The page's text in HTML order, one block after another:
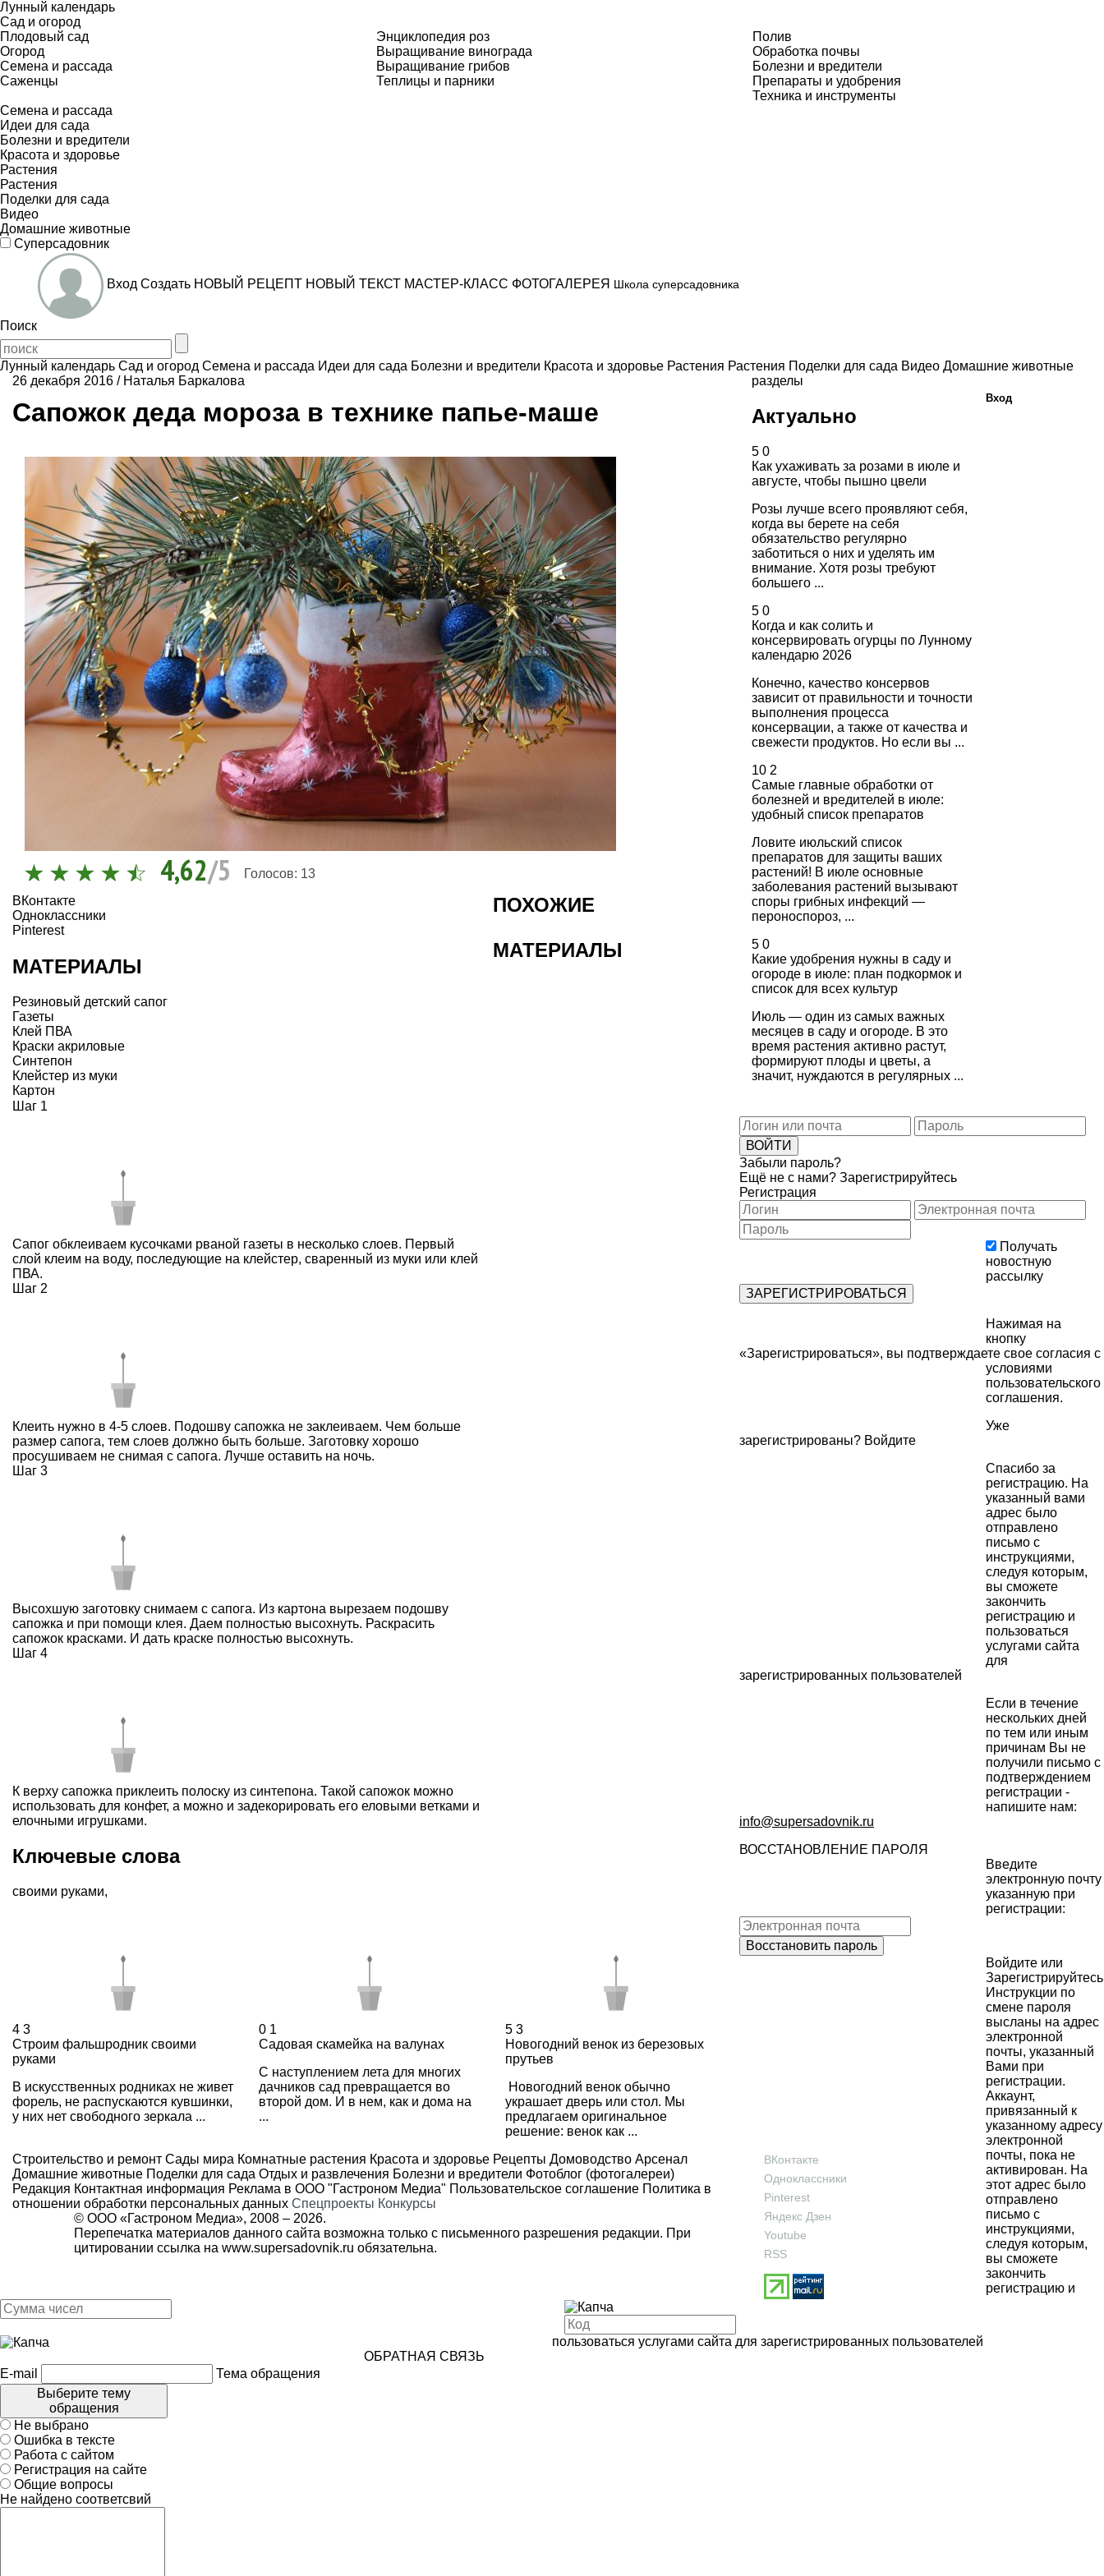
Лунный календарь
Сад и огород
Плодовый сад
Огород
Семена и рассада
Саженцы
Энциклопедия роз
Выращивание винограда
Выращивание грибов
Теплицы и парники
Полив
Обработка почвы
Болезни и вредители
Препараты и удобрения
Техника и инструменты
Семена и рассада
Идеи для сада
Болезни и вредители
Красота и здоровье
Растения
Растения
Поделки для сада
Видео
Домашние животные
Суперсадовник
Вход Создать НОВЫЙ РЕЦЕПТ НОВЫЙ ТЕКСТ МАСТЕР-КЛАСС ФОТОГАЛЕРЕЯ Школа суперсадовника
Поиск
Лунный календарь Сад и огород Семена и рассада Идеи для сада Болезни и вредители Красота и здоровье Растения Растения Поделки для сада Видео Домашние животные
26 декабря 2016 / Наталья Баркалова
Сапожок деда мороза в технике папье-маше
4,62/5 Голосов: 13
ВКонтакте
Одноклассники
Pinterest
МАТЕРИАЛЫ
Резиновый детский сапог
Газеты
Клей ПВА
Краски акриловые
Синтепон
Клейстер из муки
Картон
Шаг 1
Сапог обклеиваем кусочками рваной газеты в несколько слоев. Первый
слой клеим на воду, последующие на клейстер, сваренный из муки или клей
ПВА.
Шаг 2
Клеить нужно в 4-5 слоев. Подошву сапожка не заклеиваем. Чем больше
размер сапога, тем слоев должно быть больше. Заготовку хорошо
просушиваем не снимая с сапога. Лучше оставить на ночь.
Шаг 3
Высохшую заготовку снимаем с сапога. Из картона вырезаем подошву
сапожка и при помощи клея. Даем полностью высохнуть. Раскрасить
сапожок красками. И дать краске полностью высохнуть.
Шаг 4
К верху сапожка приклеить полоску из синтепона. Такой сапожок можно
использовать для конфет, а можно и задекорировать его еловыми ветками и
елочными игрушками.
Ключевые слова
своими руками,
ПОХОЖИЕ
МАТЕРИАЛЫ
4 3
Строим фальшродник своими
руками
В искусственных родниках не живет
форель, не распускаются кувшинки,
у них нет свободного зеркала ...
0 1
Садовая скамейка на валунах
С наступлением лета для многих
дачников сад превращается во
второй дом. И в нем, как и дома на
...
5 3
Новогодний венок из березовых
прутьев
Новогодний венок обычно
украшает дверь или стол. Мы
предлагаем оригинальное
решение: венок как ...
разделы
Актуально
5 0
Как ухаживать за розами в июле и
августе, чтобы пышно цвели
Розы лучше всего проявляют себя,
когда вы берете на себя
обязательство регулярно
заботиться о них и уделять им
внимание. Хотя розы требуют
большего ...
5 0
Когда и как солить и
консервировать огурцы по Лунному
календарю 2026
Конечно, качество консервов
зависит от правильности и точности
выполнения процесса
консервации, а также от качества и
свежести продуктов. Но если вы ...
10 2
Самые главные обработки от
болезней и вредителей в июле:
удобный список препаратов
Ловите июльский список
препаратов для защиты ваших
растений! В июле основные
заболевания растений вызывают
споры грибных инфекций —
пероноспороз, ...
5 0
Какие удобрения нужны в саду и
огороде в июле: план подкормок и
список для всех культур
Июль — один из самых важных
месяцев в саду и огороде. В это
время растения активно растут,
формируют плоды и цветы, а
значит, нуждаются в регулярных ...
Строительство и ремонт Сады мира Комнатные растения Красота и здоровье Рецепты Домоводство Арсенал
Домашние животные Поделки для сада Отдых и развлечения Болезни и вредители Фотоблог (фотогалереи)
Редакция Контактная информация Реклама в ООО "Гастроном Медиа" Пользовательское соглашение Политика в
отношении обработки персональных данных Спецпроекты Конкурсы
© ООО «Гастроном Медиа», 2008 – 2026.
Перепечатка материалов данного сайта возможна только с письменного разрешения редакции. При
цитировании ссылка на www.supersadovnik.ru обязательна.
ВКонтакте
Одноклассники
Pinterest
Яндекс Дзен
Youtube
RSS
Вход
Забыли пароль?
Ещё не с нами? Зарегистрируйтесь
Регистрация
Получать
новостную
рассылку
Нажимая на
кнопку
«Зарегистрироваться», вы подтверждаете свое согласия с
условиями
пользовательского
соглашения.
Уже
зарегистрированы? Войдите
Спасибо за
регистрацию. На
указанный вами
адрес было
отправлено
письмо с
инструкциями,
следуя которым,
вы сможете
закончить
регистрацию и
пользоваться
услугами сайта
для
зарегистрированных пользователей
Если в течение
нескольких дней
по тем или иным
причинам Вы не
получили письмо с
подтверждением
регистрации -
напишите нам:
info@supersadovnik.ru
ВОССТАНОВЛЕНИЕ ПАРОЛЯ
Введите
электронную почту
указанную при
регистрации:
Войдите или
Зарегистрируйтесь
Инструкции по
смене пароля
высланы на адрес
электронной
почты, указанный
Вами при
регистрации.
Аккаунт,
привязанный к
указанному адресу
электронной
почты, пока не
активирован. На
этот адрес было
отправлено
письмо с
инструкциями,
следуя которым,
вы сможете
закончить
регистрацию и
пользоваться услугами сайта для зарегистрированных пользователей
ОБРАТНАЯ СВЯЗЬ
E-mail
Тема обращения
Выберите тему
обращения
Не выбрано
Ошибка в тексте
Работа с сайтом
Регистрация на сайте
Общие вопросы
Не найдено соответсвий